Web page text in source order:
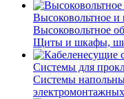
Высоковольтное и
Высоковольтное
Щиты и шкафы,
Системы для
Системы